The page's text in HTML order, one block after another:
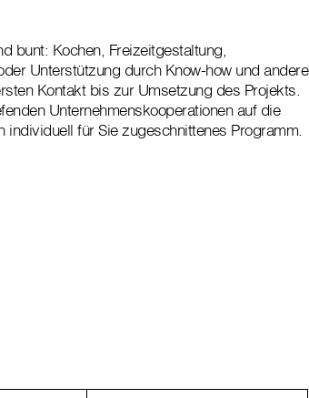
bunt: Kochen, Freizeitgestaltung,
Unterstützung durch Know-how und andere
Kontakt bis zur Umsetzung des Projekts.
Unternehmenskooperationen auf die
für Sie zugeschnittenes Programm.